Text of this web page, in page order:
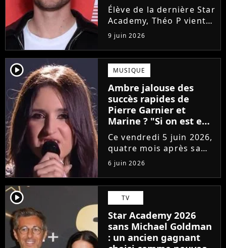
Élève de la dernière Star
Academy, Théo P vient
de sortir son premier
single Garçon solide. En
interview, l'ancien
candidat se livre à
coeur ouvert sur
l'avenir incertain dans
le milieu...
9 juin 2026
player2 MUSIQUE
Ambre jalouse des
succès rapides de
Pierre Garnier et
Marine ? "Si on est en
compétition..."
Ce vendredi 5 juin 2026,
quatre mois après sa
victoire à la Star
Academy, Ambre a
dévoilé J'me demande,
son premier single. Une
chanson arrivée
tardivement vis-à-vis
des carrières...
6 juin 2026
player2 TV
Star Academy 2026
sans Michael Goldman
: un ancien gagnant